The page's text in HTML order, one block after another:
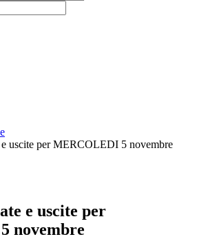
uscite per MERCOLEDI 5 novembre
e uscite per
novembre